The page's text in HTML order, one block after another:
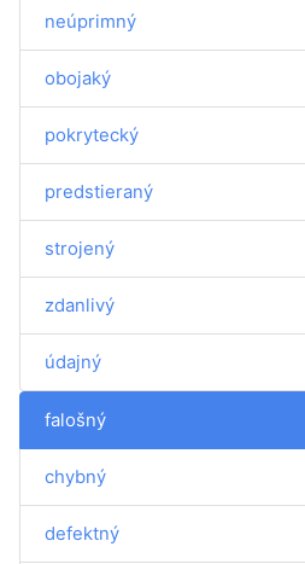
neúprimný
obojaký
pokrytecký
predstieraný
strojený
zdanlivý
údajný
falošný
chybný
defektný